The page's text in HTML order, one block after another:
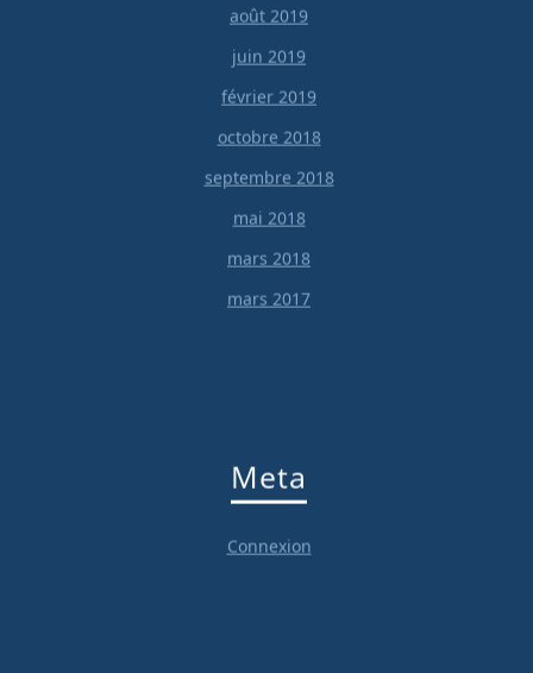
août 2019
juin 2019
février 2019
octobre 2018
septembre 2018
mai 2018
mars 2018
mars 2017
Meta
Connexion